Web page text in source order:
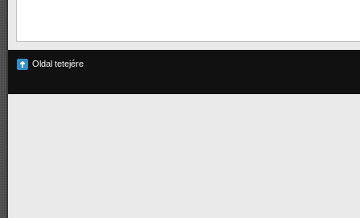
Oldal tetejére